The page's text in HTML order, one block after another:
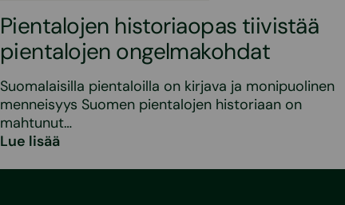
Pientalojen historiaopas tiivistää
pientalojen ongelmakohdat
Suomalaisilla pientaloilla on kirjava ja monipuolinen
menneisyys Suomen pientalojen historiaan on
mahtunut…
Lue lisää